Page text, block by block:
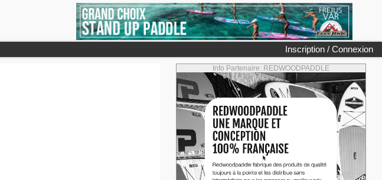
Inscription / Connexion
Info Partenaire: REDWOODPADDLE